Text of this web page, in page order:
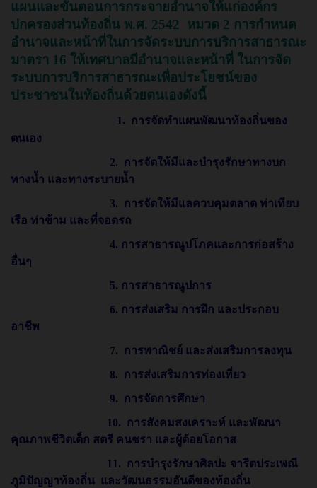
แผนและขั้นตอนการกระจายอำนาจให้แก่องค์กร
ปกครองส่วนท้องถิ่น พ.ศ. 2542 หมวด 2 การกำหนด
อำนาจและหน้าที่ในการจัดระบบการบริการสาธารณะ
มาตรา 16 ให้เทศบาลมีอำนาจและหน้าที่ ในการจัด
ระบบการบริการสาธารณะเพื่อประโยชน์ของ
ประชาชนในท้องถิ่นด้วยตนเองดังนี้
1. การจัดทำแผนพัฒนาท้องถิ่นของ
ตนเอง
2. การจัดให้มีและบำรุงรักษาทางบก
ทางน้ำ และทางระบายน้ำ
3. การจัดให้มีแลควบคุมตลาด ท่าเทียบ
เรือ ท่าข้าม และที่จอดรถ
4. การสาธารณูปโภคและการก่อสร้าง
อื่นๆ
5. การสาธารณูปการ
6. การส่งเสริม การฝึก และประกอบ
อาชีพ
7. การพาณิชย์ และส่งเสริมการลงทุน
8. การส่งเสริมการท่องเที่ยว
9. การจัดการศึกษา
10. การสังคมสงเคราะห์ และพัฒนา
คุณภาพชีวิตเด็ก สตรี คนชรา และผู้ด้อยโอกาส
11. การบำรุงรักษาศิลปะ จารีตประเพณี
ภูมิปัญญาท้องถิ่น และวัฒนธรรมอันดีของท้องถิ่น